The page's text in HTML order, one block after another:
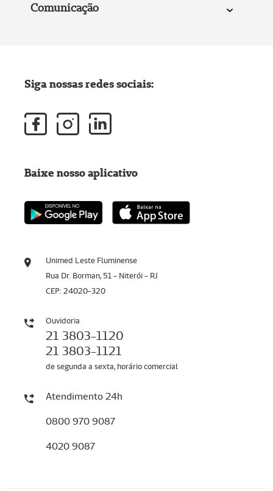
Comunicação
Unimed Leste Fluminense
Rua Dr. Borman, 51 - Niterói - RJ
CEP: 24020-320
Ouvidoria
21 3803-1120
21 3803-1121
de segunda a sexta, horário comercial
Atendimento 24h
0800 970 9087
4020 9087
Siga nossas redes sociais:
Baixe nosso aplicativo